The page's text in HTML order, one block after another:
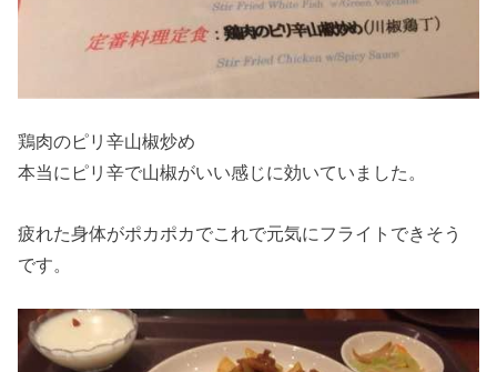
鶏肉のピリ辛山椒炒め
本当にピリ辛で山椒がいい感じに効いていました。
疲れた身体がポカポカでこれで元気にフライトできそう
です。